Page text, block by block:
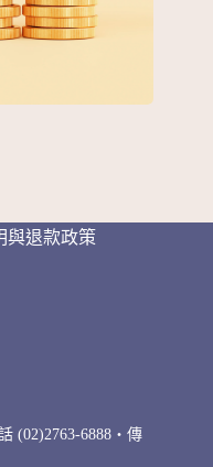
與退款政策
(02)2763-6888・傳